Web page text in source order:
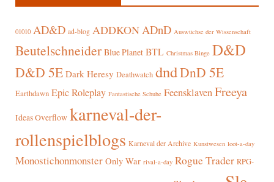
01010 AD&D ad-blog ADDKONADnD Auswüchse der Wissenschaft
Beutelschneider Blue Planet BTL Christmas Binge D&D
D&D 5E Dark Heresy Deathwatch dndDnD 5E
Earthdawn Epic Roleplay Fantastische Schuhe FeensklavenFreeya
Ideas Overflow karneval-der-
rollenspielblogs Karneval der Archive Kunstwesen loot-a-day
Monostichonmonster Only War rival-a-day Rogue Trader RPG-